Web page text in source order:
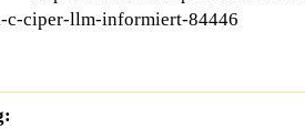
c-ciper-llm-informiert-84446